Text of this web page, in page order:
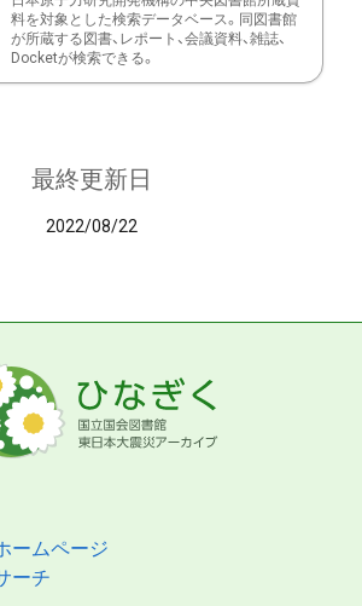
料を対象とした検索データベース。同図書館
が所蔵する図書、レポート、会議資料、雑誌、
Docketが検索できる。
最終更新日
2022/08/22
ームページ
ーチ